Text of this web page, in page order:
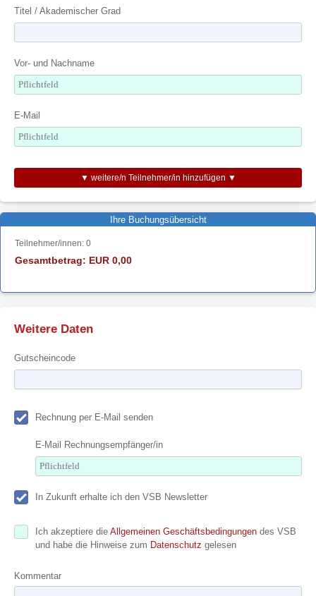
Titel / Akademischer Grad
Vor- und Nachname
E-Mail
▼ weitere/n Teilnehmer/in hinzufügen ▼
Ihre Buchungsübersicht
Teilnehmer/innen: 0
Gesamtbetrag: EUR 0,00
Weitere Daten
Gutscheincode
Rechnung per E-Mail senden
E-Mail Rechnungsempfänger/in
In Zukunft erhalte ich den VSB Newsletter
Ich akzeptiere die Allgemeinen Geschäftsbedingungen des VSB
und habe die Hinweise zum Datenschutz gelesen
Kommentar